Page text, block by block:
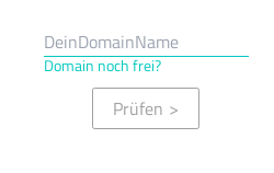
Domain noch frei?
Prüfen >